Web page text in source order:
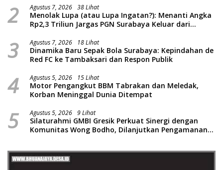
2 Agustus 7, 2026 38 Lihat
Menolak Lupa (atau Lupa Ingatan?): Menanti Angka
Rp2,3 Triliun Jargas PGN Surabaya Keluar dari
3 Agustus 7, 2026 18 Lihat
Dinamika Baru Sepak Bola Surabaya: Kepindahan de
Red FC ke Tambaksari dan Respon Publik
4 Agustus 5, 2026 15 Lihat
Motor Pengangkut BBM Tabrakan dan Meledak,
Korban Meninggal Dunia Ditempat
5 Agustus 5, 2026 9 Lihat
Silaturahmi GMBI Gresik Perkuat Sinergi dengan
Komunitas Wong Bodho, Dilanjutkan Pengamanan